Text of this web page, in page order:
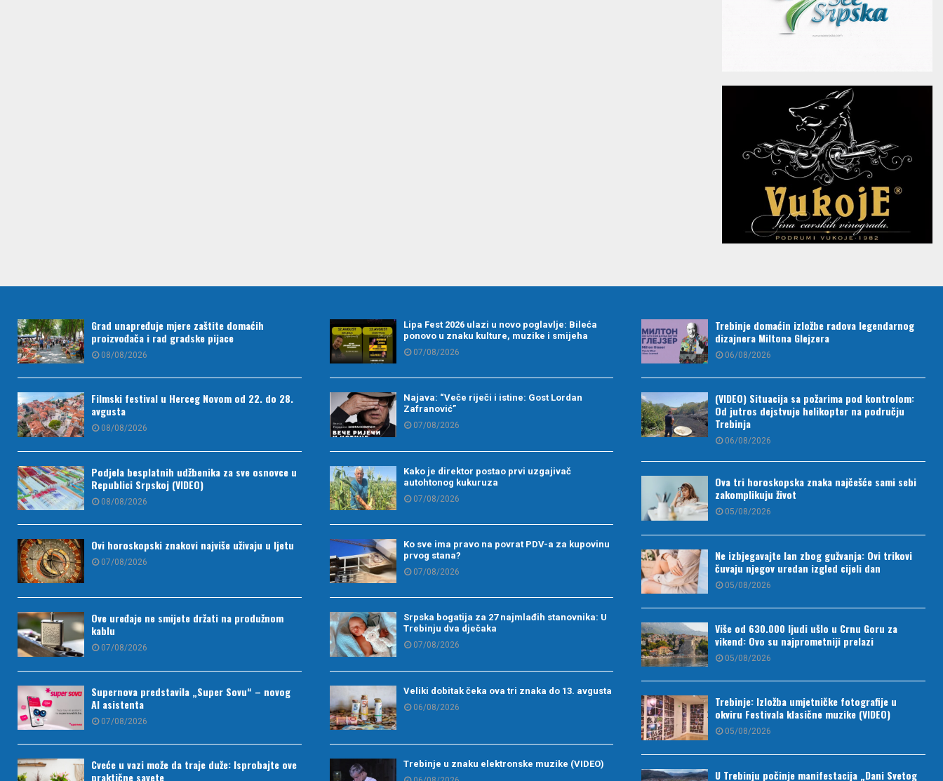
Grad unapređuje mjere zaštite domaćih
proizvođača i rad gradske pijace
08/08/2026
Filmski festival u Herceg Novom od 22. do 28.
avgusta
08/08/2026
Podjela besplatnih udžbenika za sve osnovce u
Republici Srpskoj (VIDEO)
08/08/2026
Ovi horoskopski znakovi najviše uživaju u ljetu
07/08/2026
Ove uređaje ne smijete držati na produžnom
kablu
07/08/2026
Supernova predstavila „Super Sovu“ – novog
AI asistenta
07/08/2026
Cveće u vazi može da traje duže: Isprobajte ove
praktične savete
Lipa Fest 2026 ulazi u novo poglavlje: Bileća
ponovo u znaku kulture, muzike i smijeha
07/08/2026
Najava: “Veče riječi i istine: Gost Lordan
Zafranović”
07/08/2026
Kako je direktor postao prvi uzgajivač
autohtonog kukuruza
07/08/2026
Ko sve ima pravo na povrat PDV-a za kupovinu
prvog stana?
07/08/2026
Srpska bogatija za 27 najmlađih stanovnika: U
Trebinju dva dječaka
07/08/2026
Veliki dobitak čeka ova tri znaka do 13. avgusta
06/08/2026
Trebinje u znaku elektronske muzike (VIDEO)
Trebinje domaćin izložbe radova legendarnog
dizajnera Miltona Glejzera
06/08/2026
(VIDEO) Situacija sa požarima pod kontrolom:
Od jutros dejstvuje helikopter na području
Trebinja
06/08/2026
Ova tri horoskopska znaka najčešće sami sebi
zakomplikuju život
05/08/2026
Ne izbjegavajte lan zbog gužvanja: Ovi trikovi
čuvaju njegov uredan izgled cijeli dan
05/08/2026
Više od 630.000 ljudi ušlo u Crnu Goru za
vikend: Ovo su najprometniji prelazi
05/08/2026
Trebinje: Izložba umjetničke fotografije u
okviru Festivala klasične muzike (VIDEO)
05/08/2026
U Trebinju počinje manifestacija „Dani Svetog